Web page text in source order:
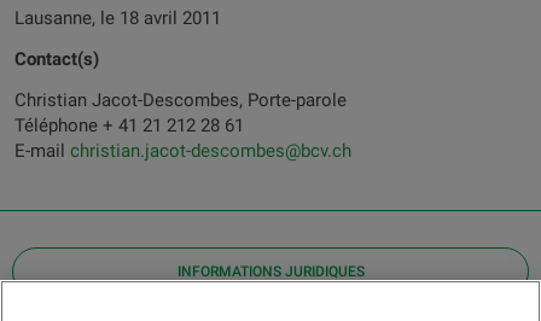
Lausanne, le 18 avril 2011
Contact(s)
Christian Jacot-Descombes, Porte-parole
Téléphone + 41 21 212 28 61
E-mail christian.jacot-descombes@bcv.ch
INFORMATIONS JURIDIQUES